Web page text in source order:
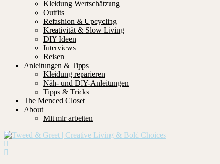
Kleidung Wertschätzung
Outfits
Refashion & Upcycling
Kreativität & Slow Living
DIY Ideen
Interviews
Reisen
Anleitungen & Tipps
Kleidung reparieren
Näh- und DIY-Anleitungen
Tipps & Tricks
The Mended Closet
About
Mit mir arbeiten